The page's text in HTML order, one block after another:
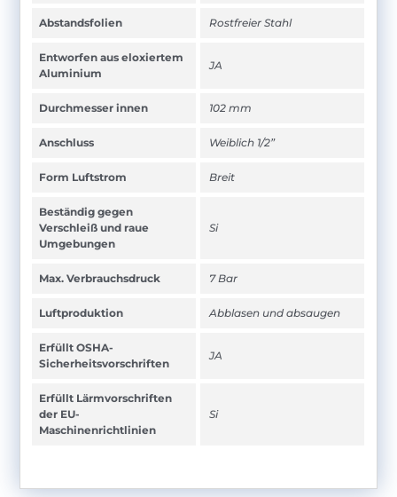
Abstandsfolien Rostfreier Stahl
Entworfen aus eloxiertem
Aluminium
JA
Durchmesser innen 102 mm
Anschluss Weiblich 1/2”
Form Luftstrom Breit
Beständig gegen
Verschleiß und raue
Umgebungen
Si
Max. Verbrauchsdruck 7 Bar
Luftproduktion Abblasen und absaugen
Erfüllt OSHA-
Sicherheitsvorschriften
JA
Erfüllt Lärmvorschriften
der EU-
Maschinenrichtlinien
Si